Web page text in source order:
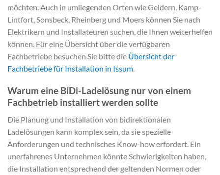
möchten. Auch in umliegenden Orten wie Geldern, Kamp-
Lintfort, Sonsbeck, Rheinberg und Moers können Sie nach
Elektrikern und Installateuren suchen, die Ihnen weiterhelfen
können. Für eine Übersicht über die verfügbaren
Fachbetriebe besuchen Sie bitte die Übersicht der
Fachbetriebe für Installation in Issum.
Warum eine BiDi-Ladelösung nur von einem
Fachbetrieb installiert werden sollte
Die Planung und Installation von bidirektionalen
Ladelösungen kann komplex sein, da sie spezielle
Anforderungen und technisches Know-how erfordert. Ein
unerfahrenes Unternehmen könnte Schwierigkeiten haben,
die Installation entsprechend der geltenden Normen oder